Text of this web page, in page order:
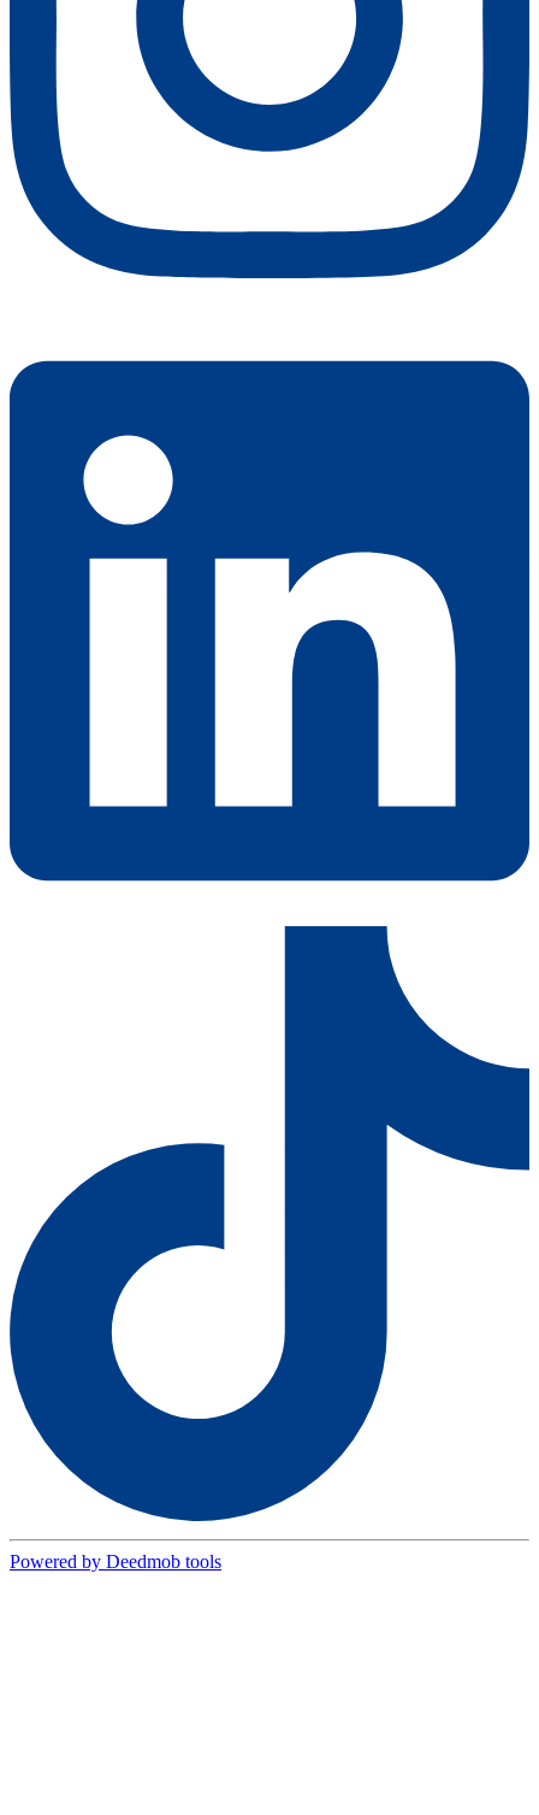
Powered by Deedmob tools